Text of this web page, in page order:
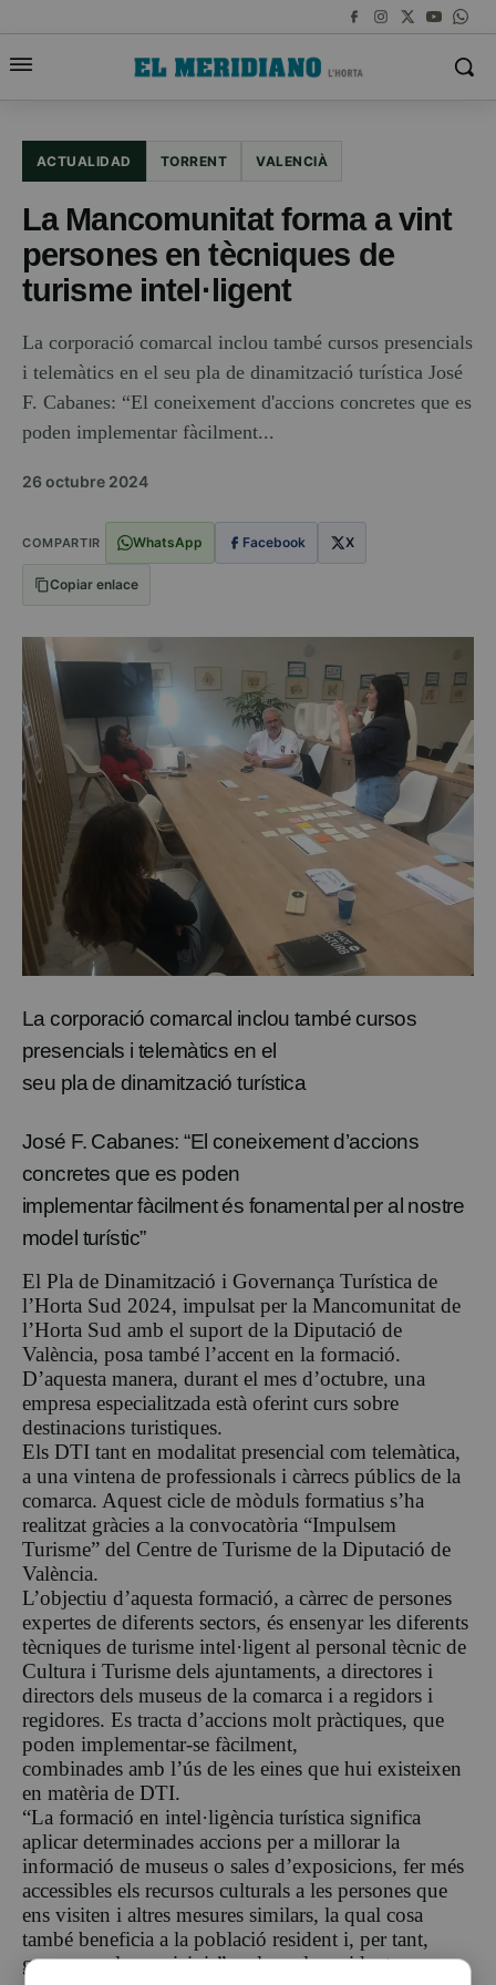
ACTUALIDAD TORRENT VALENCIÀ
La Mancomunitat forma a vint
persones en tècniques de
turisme intel·ligent
La corporació comarcal inclou també cursos presencials
i telemàtics en el seu pla de dinamització turística José
F. Cabanes: “El coneixement d'accions concretes que es
poden implementar fàcilment...
26 octubre 2024
COMPARTIR WhatsApp Facebook X
Copiar enlace
La corporació comarcal inclou també cursos
presencials i telemàtics en el
seu pla de dinamització turística
José F. Cabanes: “El coneixement d’accions
concretes que es poden
implementar fàcilment és fonamental per al nostre
model turístic”
El Pla de Dinamització i Governança Turística de
l’Horta Sud 2024, impulsat per la Mancomunitat de
l’Horta Sud amb el suport de la Diputació de
València, posa també l’accent en la formació.
D’aquesta manera, durant el mes d’octubre, una
empresa especialitzada està oferint curs sobre
destinacions turistiques.
Els DTI tant en modalitat presencial com telemàtica,
a una vintena de professionals i càrrecs públics de la
comarca. Aquest cicle de mòduls formatius s’ha
realitzat gràcies a la convocatòria “Impulsem
Turisme” del Centre de Turisme de la Diputació de
València.
L’objectiu d’aquesta formació, a càrrec de persones
expertes de diferents sectors, és ensenyar les diferents
tècniques de turisme intel·ligent al personal tècnic de
Cultura i Turisme dels ajuntaments, a directores i
directors dels museus de la comarca i a regidors i
regidores. Es tracta d’accions molt pràctiques, que
poden implementar-se fàcilment,
combinades amb l’ús de les eines que hui existeixen
en matèria de DTI.
“La formació en intel·ligència turística significa
aplicar determinades accions per a millorar la
informació de museus o sales d’exposicions, fer més
accessibles els recursos culturals a les persones que
ens visiten i altres mesures similars, la qual cosa
també beneficia a la població resident i, per tant,
guanyem els municipis”, valora el president